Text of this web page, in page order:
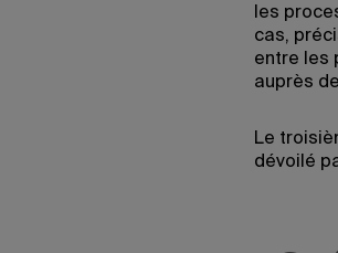
les
cas,
entre les
auprès
Le
dévoilé